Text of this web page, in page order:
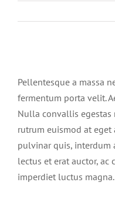
Pellentesque a massa
fermentum porta velit.
Nulla convallis egestas
rutrum euismod at eget
pulvinar quis,
lectus et erat auctor, ac
imperdiet luctus magna.